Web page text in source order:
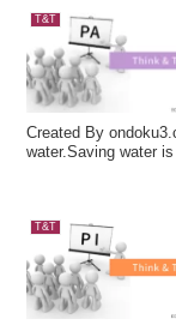
T&T
Created By
water.Saving water
T&T